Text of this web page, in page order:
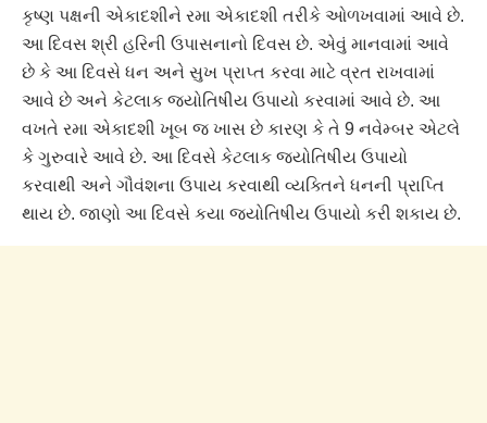
કૃષ્ણ પક્ષની એકાદશીને રમા એકાદશી તરીકે ઓળખવામાં આવે છે.
આ દિવસ શ્રી હરિની ઉપાસનાનો દિવસ છે. એવું માનવામાં આવે
છે કે આ દિવસે ધન અને સુખ પ્રાપ્ત કરવા માટે વ્રત રાખવામાં
આવે છે અને કેટલાક જ્યોતિષીય ઉપાયો કરવામાં આવે છે. આ
વખતે રમા એકાદશી ખૂબ જ ખાસ છે કારણ કે તે 9 નવેમ્બર એટલે
કે ગુરુવારે આવે છે. આ દિવસે કેટલાક જ્યોતિષીય ઉપાયો
કરવાથી અને ગૌવંશના ઉપાય કરવાથી વ્યક્તિને ધનની પ્રાપ્તિ
થાય છે. જાણો આ દિવસે કયા જ્યોતિષીય ઉપાયો કરી શકાય છે.